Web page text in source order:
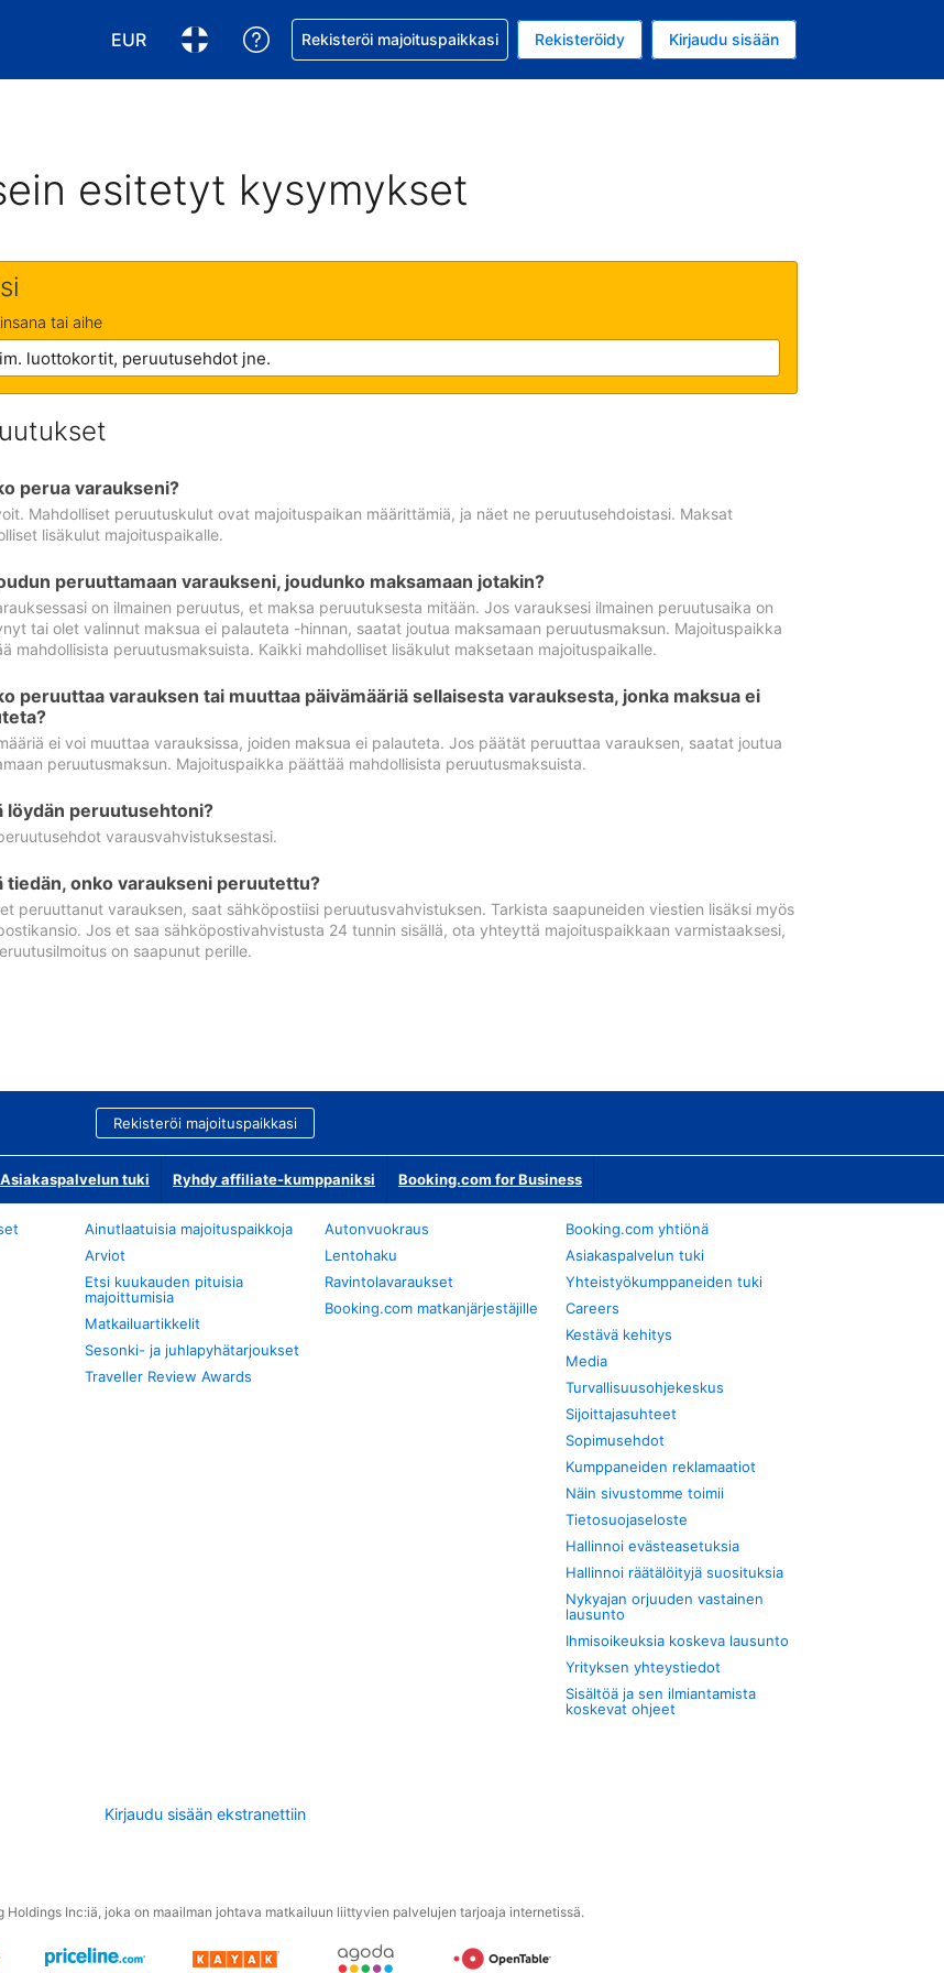
EUR
Valitse valuutta. Tämänhetkinen valuutta on EUR
Valitse kieli. Tämänhetkinen kieli on Suomi
Pyydä apua varauksesi kanssa
Rekisteröi majoituspaikkasi Rekisteröidy Kirjaudu sisään
esitetyt kysymykset
tai aihe
perua varaukseni?
Mahdolliset peruutuskulut ovat majoituspaikan määrittämiä, ja näet ne peruutusehdoistasi. Maksat
lisäkulut majoituspaikalle.
peruuttamaan varaukseni, joudunko maksamaan jotakin?
on ilmainen peruutus, et maksa peruutuksesta mitään. Jos varauksesi ilmainen peruutusaika on
tai olet valinnut maksua ei palauteta -hinnan, saatat joutua maksamaan peruutusmaksun. Majoituspaikka
mahdollisista peruutusmaksuista. Kaikki mahdolliset lisäkulut maksetaan majoituspaikalle.
peruuttaa varauksen tai muuttaa päivämääriä sellaisesta varauksesta, jonka maksua ei
ei voi muuttaa varauksissa, joiden maksua ei palauteta. Jos päätät peruuttaa varauksen, saatat joutua
peruutusmaksun. Majoituspaikka päättää mahdollisista peruutusmaksuista.
löydän peruutusehtoni?
varausvahvistuksestasi.
tiedän, onko varaukseni peruutettu?
peruuttanut varauksen, saat sähköpostiisi peruutusvahvistuksen. Tarkista saapuneiden viestien lisäksi myös
Jos et saa sähköpostivahvistusta 24 tunnin sisällä, ota yhteyttä majoituspaikkaan varmistaaksesi,
on saapunut perille.
Rekisteröi majoituspaikkasi
Asiakaspalvelun tuki Ryhdy affiliate-kumppaniksi Booking.com for Business
Ainutlaatuisia majoituspaikkoja
Arviot
Etsi kuukauden pituisia
majoittumisia
Matkailuartikkelit
Sesonki- ja juhlapyhätarjoukset
Traveller Review Awards
Autonvuokraus
Lentohaku
Ravintolavaraukset
Booking.com matkanjärjestäjille
Booking.com yhtiönä
Asiakaspalvelun tuki
Yhteistyökumppaneiden tuki
Careers
Kestävä kehitys
Media
Turvallisuusohjekeskus
Sijoittajasuhteet
Sopimusehdot
Kumppaneiden reklamaatiot
Näin sivustomme toimii
Tietosuojaseloste
Hallinnoi evästeasetuksia
Hallinnoi räätälöityjä suosituksia
Nykyajan orjuuden vastainen
lausunto
Ihmisoikeuksia koskeva lausunto
Yrityksen yhteystiedot
Sisältöä ja sen ilmiantamista
koskevat ohjeet
Kirjaudu sisään ekstranettiin
Holdings Inc:iä, joka on maailman johtava matkailuun liittyvien palvelujen tarjoaja internetissä.